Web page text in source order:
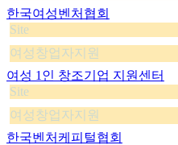
한국여성벤처협회
Site
여성창업자지원
여성 1인 창조기업 지원센터
Site
여성창업자지원
한국벤처케피털협회